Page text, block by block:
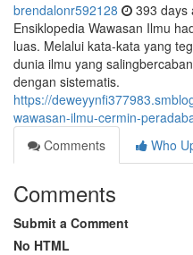
brendalonr592128 393 days
Ensiklopedia Wawasan Ilmu
luas. Melalui kata-kata yang
dunia ilmu yang
dengan sistematis.
https://
wawasan-ilmu-cermin-
Comments
Who
Comments
Submit a Comment
No HTML